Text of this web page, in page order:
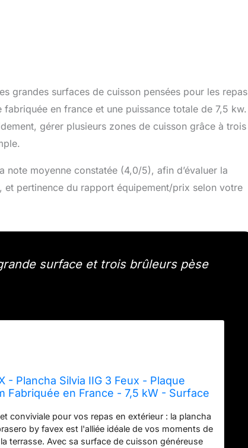
grandes surfaces de cuisson pensées pour les repas
en france et une puissance totale de 7,5 kw.
gérer plusieurs zones de cuisson grâce à trois
moyenne constatée (4,0/5), afin d’évaluer la
et pertinence du rapport équipement/prix selon votre
surface et trois brûleurs pèse
- Plancha Silvia IIG 3 Feux - Plaque
Fabriquée en France - 7,5 kW - Surface
conviviale pour vos repas en extérieur : la plancha
by favex est l'alliée idéale de vos moments de
terrasse. Avec sa surface de cuisson généreuse